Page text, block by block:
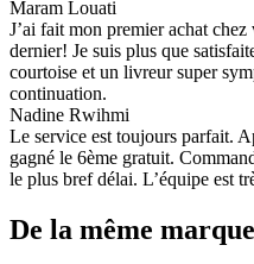
Maram Louati
J’ai fait mon premier achat chez
dernier! Je suis plus que
courtoise et un livreur super
continuation.
Nadine Rwihmi
Le service est toujours parfait.
gagné le 6ème gratuit.
le plus bref délai. L’équipe est
De la même marque